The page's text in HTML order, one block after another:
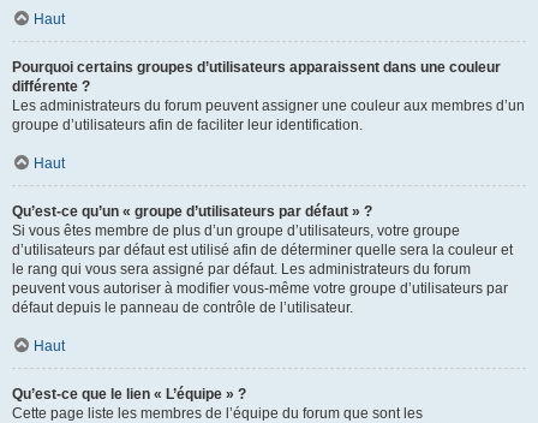
Haut
Pourquoi certains groupes d’utilisateurs apparaissent dans une couleur
différente ?
Les administrateurs du forum peuvent assigner une couleur aux membres d’un
groupe d’utilisateurs afin de faciliter leur identification.
Haut
Qu’est-ce qu’un « groupe d’utilisateurs par défaut » ?
Si vous êtes membre de plus d’un groupe d’utilisateurs, votre groupe
d’utilisateurs par défaut est utilisé afin de déterminer quelle sera la couleur et
le rang qui vous sera assigné par défaut. Les administrateurs du forum
peuvent vous autoriser à modifier vous-même votre groupe d’utilisateurs par
défaut depuis le panneau de contrôle de l’utilisateur.
Haut
Qu’est-ce que le lien « L’équipe » ?
Cette page liste les membres de l’équipe du forum que sont les